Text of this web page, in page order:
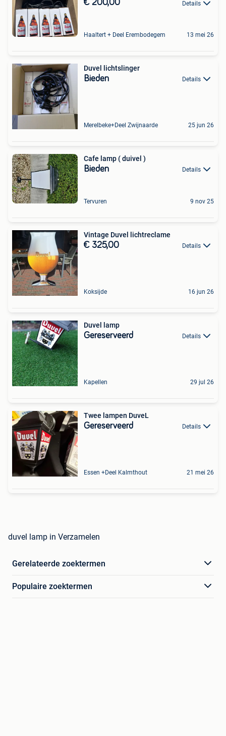
€ 200,00 Details
Haaltert + Deel Erembodegem 13 mei 26
Duvel lichtslinger
Bieden Details
Merelbeke+Deel Zwijnaarde 25 jun 26
Cafe lamp ( duivel )
Bieden Details
Tervuren 9 nov 25
Vintage Duvel lichtreclame
€ 325,00 Details
Koksijde 16 jun 26
Duvel lamp
Gereserveerd Details
Kapellen 29 jul 26
Twee lampen DuveL
Gereserveerd Details
Essen +Deel Kalmthout 21 mei 26
duvel lamp in Verzamelen
Gerelateerde zoektermen
Populaire zoektermen